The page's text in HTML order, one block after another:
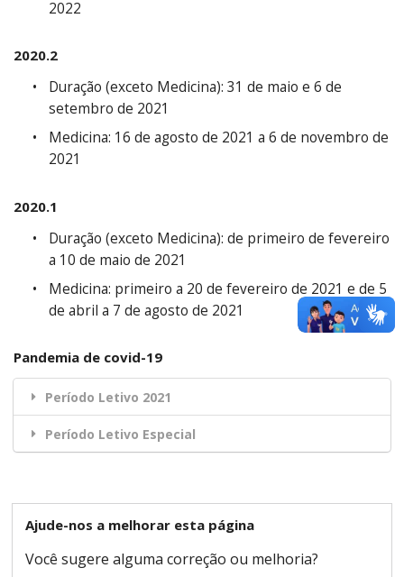
2022
2020.2
Duração (exceto Medicina): 31 de maio e 6 de
setembro de 2021
Medicina: 16 de agosto de 2021 a 6 de novembro de
2021
2020.1
Duração (exceto Medicina): de primeiro de fevereiro
a 10 de maio de 2021
Medicina: primeiro a 20 de fevereiro de 2021 e de 5
de abril a 7 de agosto de 2021
Pandemia de covid-19
Período Letivo 2021
Período Letivo Especial
Ajude-nos a melhorar esta página
Você sugere alguma correção ou melhoria?